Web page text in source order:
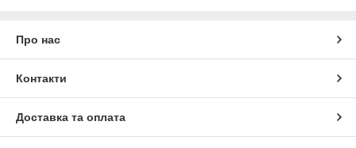
Про нас
Контакти
Доставка та оплата